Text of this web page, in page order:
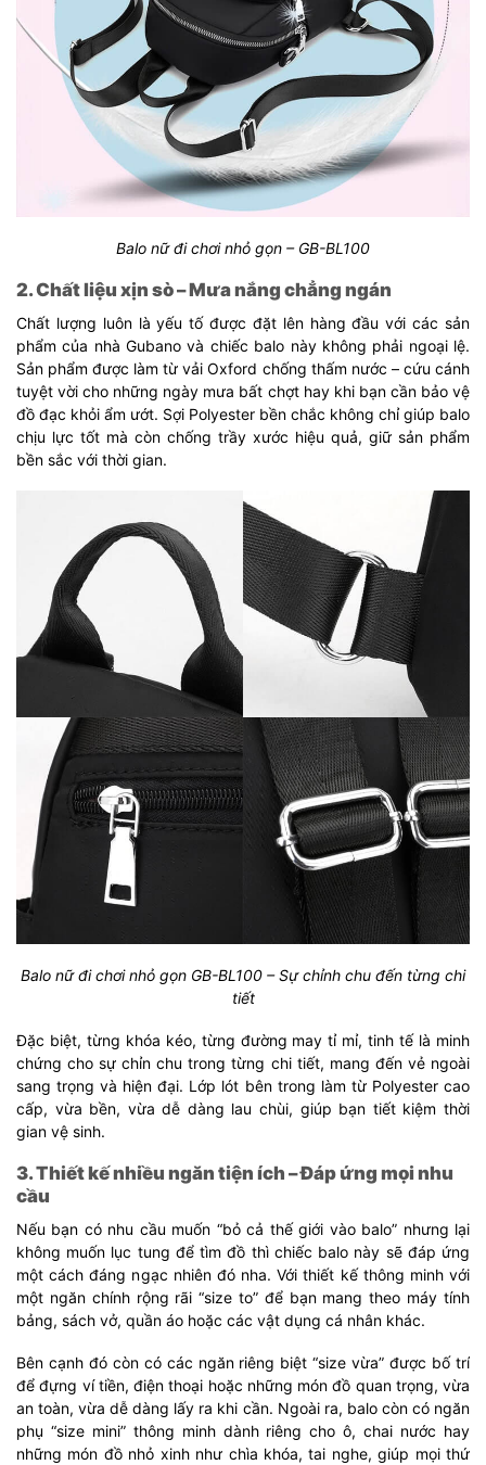
Balo nữ đi chơi nhỏ gọn – GB-BL100
2. Chất liệu xịn sò – Mưa nắng chẳng ngán
Chất lượng luôn là yếu tố được đặt lên hàng đầu với các sản
phẩm của nhà Gubano và chiếc balo này không phải ngoại lệ.
Sản phẩm được làm từ vải Oxford chống thấm nước – cứu cánh
tuyệt vời cho những ngày mưa bất chợt hay khi bạn cần bảo vệ
đồ đạc khỏi ẩm ướt. Sợi Polyester bền chắc không chỉ giúp balo
chịu lực tốt mà còn chống trầy xước hiệu quả, giữ sản phẩm
bền sắc với thời gian.
Balo nữ đi chơi nhỏ gọn GB-BL100 – Sự chỉnh chu đến từng chi
tiết
Đặc biệt, từng khóa kéo, từng đường may tỉ mỉ, tinh tế là minh
chứng cho sự chỉn chu trong từng chi tiết, mang đến vẻ ngoài
sang trọng và hiện đại. Lớp lót bên trong làm từ Polyester cao
cấp, vừa bền, vừa dễ dàng lau chùi, giúp bạn tiết kiệm thời
gian vệ sinh.
3. Thiết kế nhiều ngăn tiện ích – Đáp ứng mọi nhu
cầu
Nếu bạn có nhu cầu muốn “bỏ cả thế giới vào balo” nhưng lại
không muốn lục tung để tìm đồ thì chiếc balo này sẽ đáp ứng
một cách đáng ngạc nhiên đó nha. Với thiết kế thông minh với
một ngăn chính rộng rãi “size to” để bạn mang theo máy tính
bảng, sách vở, quần áo hoặc các vật dụng cá nhân khác.
Bên cạnh đó còn có các ngăn riêng biệt “size vừa” được bố trí
để đựng ví tiền, điện thoại hoặc những món đồ quan trọng, vừa
an toàn, vừa dễ dàng lấy ra khi cần. Ngoài ra, balo còn có ngăn
phụ “size mini” thông minh dành riêng cho ô, chai nước hay
những món đồ nhỏ xinh như chìa khóa, tai nghe, giúp mọi thứ